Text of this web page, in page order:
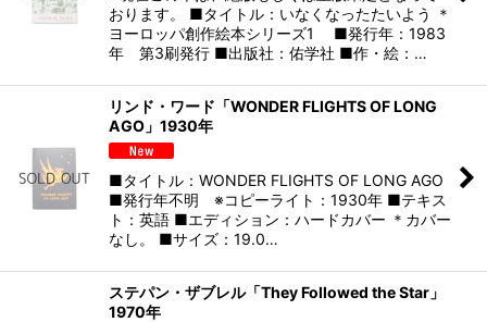
おります。 ■タイトル：いなくなったたいよう ＊
ヨーロッパ創作絵本シリーズ1 ■発行年：1983
年 第3刷発行 ■出版社：佑学社 ■作・絵：…
リンド・ワード「WONDER FLIGHTS OF LONG
AGO」1930年
■タイトル：WONDER FLIGHTS OF LONG AGO
■発行年不明 ※コピーライト：1930年 ■テキス
ト：英語 ■エディション：ハードカバー ＊カバー
なし。 ■サイズ：19.0…
ステパン・ザブレル「They Followed the Star」
1970年